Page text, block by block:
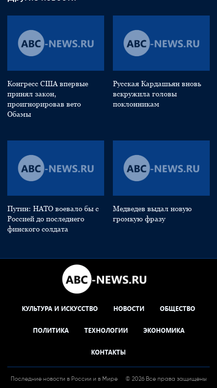
Конгресс США впервые
принял закон,
проигнорировав вето
Обамы
Русская Кардашьян вновь
вскружила головы
поклонникам
Путин: НАТО воевало бы с
Россией до последнего
финского солдата
Медведев выдал новую
громкую фразу
КУЛЬТУРА И ИСКУССТВО НОВОСТИ ОБЩЕСТВО
ПОЛИТИКА ТЕХНОЛОГИИ ЭКОНОМИКА
КОНТАКТЫ
Последние новости в России и в Мире © 2026 Все права защищены